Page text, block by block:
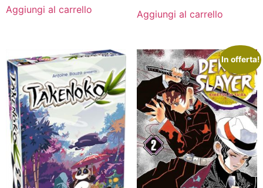
originale
era:
attuale
Aggiungi al carrello
originale
era:
attuale
Aggiungi al carrello
In offerta!